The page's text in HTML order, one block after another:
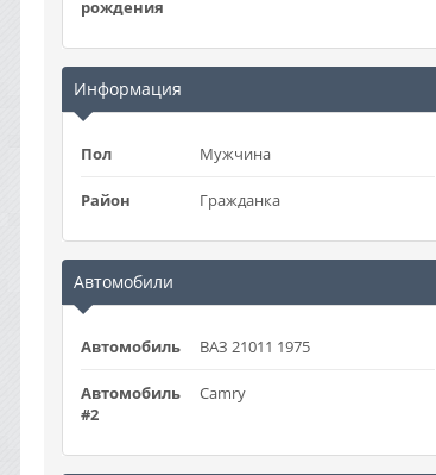
рождения
Информация
Пол Мужчина
Район Гражданка
Автомобили
Автомобиль ВАЗ 21011 1975
Автомобиль
#2
Camry